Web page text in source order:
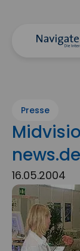
Presse
16.05.2004